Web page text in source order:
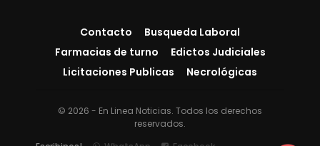
Contacto
Busqueda Laboral
Farmacias de turno
Edictos Judiciales
Licitaciones Publicas
Necrológicas
© 2026 - En Linea Noticias. Todos los derechos
reservados.